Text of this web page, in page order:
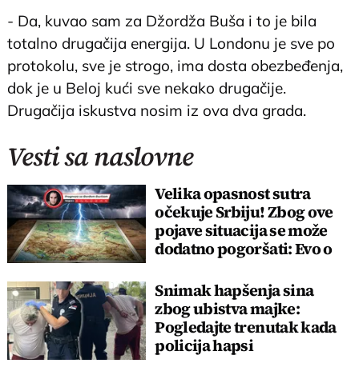
- Da, kuvao sam za Džordža Buša i to je bila
totalno drugačija energija. U Londonu je sve po
protokolu, sve je strogo, ima dosta obezbeđenja,
dok je u Beloj kući sve nekako drugačije.
Drugačija iskustva nosim iz ova dva grada.
Vesti sa naslovne
Velika opasnost sutra
očekuje Srbiju! Zbog ove
pojave situacija se može
dodatno pogoršati: Evo o
Snimak hapšenja sina
zbog ubistva majke:
Pogledajte trenutak kada
policija hapsi